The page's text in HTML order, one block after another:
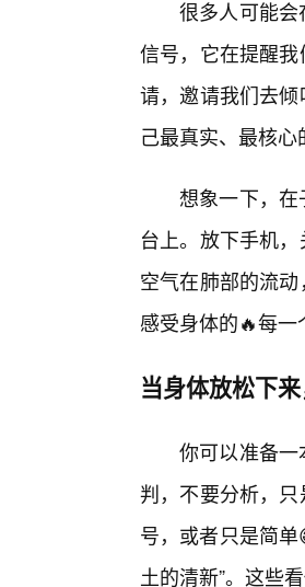
很多人可能
信号，它在提醒
请，邀请我们去
己最真实、最核心
想象一下，
台上。放下手机
空气在肺部的流
感受身体的🔥每
当身体放松下
你可以准备
判，不要分析，
号，或者只是简
土的清新”。这些